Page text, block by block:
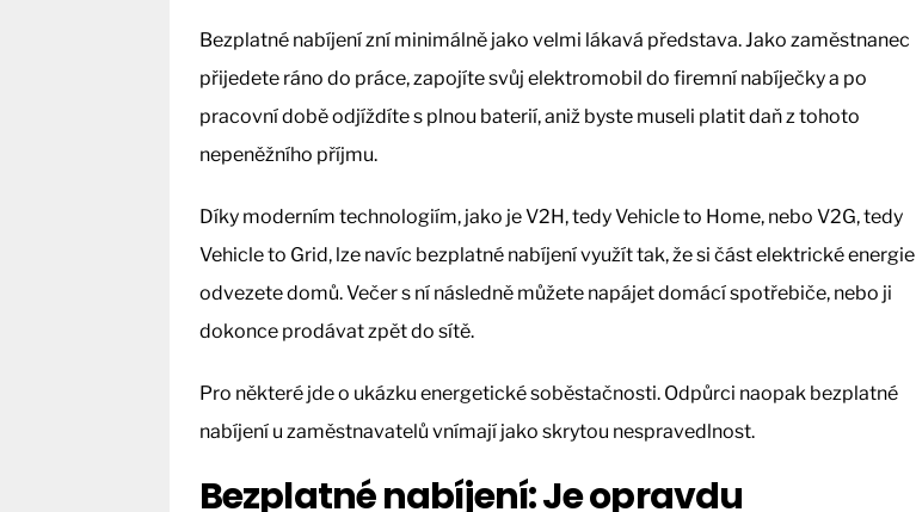
Bezplatné nabíjení zní minimálně jako velmi lákavá představa. Jako zaměstnanec
přijedete ráno do práce, zapojíte svůj elektromobil do firemní nabíječky a po
pracovní době odjíždíte s plnou baterií, aniž byste museli platit daň z tohoto
nepeněžního příjmu.
Díky moderním technologiím, jako je V2H, tedy Vehicle to Home, nebo V2G, tedy
Vehicle to Grid, lze navíc bezplatné nabíjení využít tak, že si část elektrické energie
odvezete domů. Večer s ní následně můžete napájet domácí spotřebiče, nebo ji
dokonce prodávat zpět do sítě.
Pro některé jde o ukázku energetické soběstačnosti. Odpůrci naopak bezplatné
nabíjení u zaměstnavatelů vnímají jako skrytou nespravedlnost.
Bezplatné nabíjení: Je opravdu